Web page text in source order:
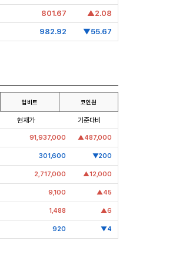
업진화 그
[심층분석] 포스코, 트리플 코어 투자
본격화
16조7천억원 투자 재원 마련 전략
은?
801.67 ▲2.08
982.92 ▼55.67
업비트 코인원
현재가 기준대비
91,937,000 ▲487,000
301,600 ▼200
2,717,000 ▲12,000
9,100 ▲45
1,488 ▲6
920 ▼4